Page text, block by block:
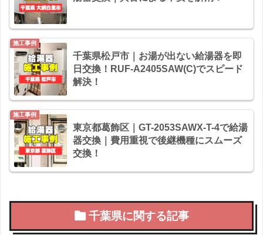
千葉県松戸市｜お湯が出ない給湯器を即
日交換！RUF-A2405SAW(C)でスピード
解決！
施工事例
東京都葛飾区｜GT-2053SAWX-T-4で給湯
器交換｜費用重視で後継機種にスムーズ
交換！
施工事例
千葉県に関する記事